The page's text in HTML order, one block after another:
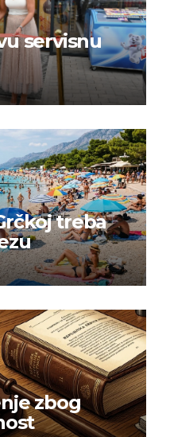
servisnu
treba
zbog